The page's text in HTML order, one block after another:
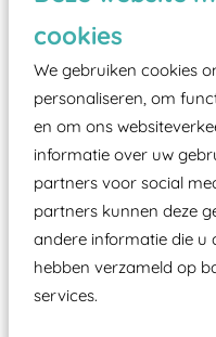
cookies
We gebruiken cookies
personaliseren, om
en om ons
informatie over uw
partners voor social
partners kunnen deze
andere informatie die u
hebben verzameld op
services.
Elk speeltoestel in
moet zijn van een
certificering,
aangewezen
Wij ook
ze toch binnen het
Speeltoestellen
Past er goed